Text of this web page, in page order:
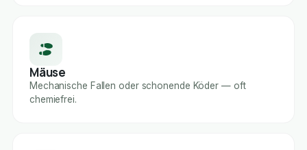
Mäuse
Mechanische Fallen oder schonende Köder — oft
chemiefrei.